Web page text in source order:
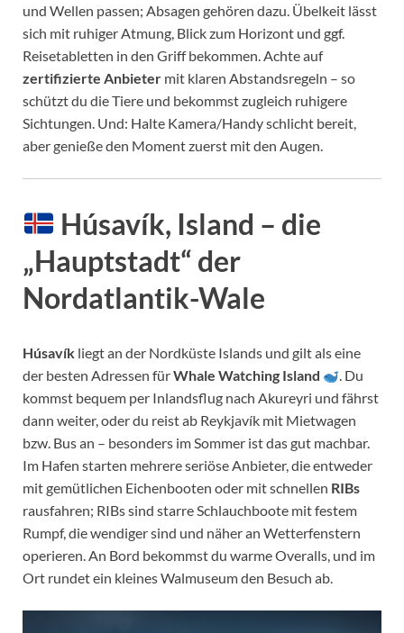
und Wellen passen; Absagen gehören dazu. Übelkeit lässt
sich mit ruhiger Atmung, Blick zum Horizont und ggf.
Reisetabletten in den Griff bekommen. Achte auf
zertifizierte Anbieter mit klaren Abstandsregeln – so
schützt du die Tiere und bekommst zugleich ruhigere
Sichtungen. Und: Halte Kamera/Handy schlicht bereit,
aber genieße den Moment zuerst mit den Augen.
Húsavík, Island – die
„Hauptstadt“ der
Nordatlantik-Wale
Húsavík liegt an der Nordküste Islands und gilt als eine
der besten Adressen fürWhale Watching Island
. Du
kommst bequem per Inlandsflug nach Akureyri und fährst
dann weiter, oder du reist ab Reykjavík mit Mietwagen
bzw. Bus an – besonders im Sommer ist das gut machbar.
Im Hafen starten mehrere seriöse Anbieter, die entweder
mit gemütlichen Eichenbooten oder mit schnellen RIBs
rausfahren; RIBs sind starre Schlauchboote mit festem
Rumpf, die wendiger sind und näher an Wetterfenstern
operieren. An Bord bekommst du warme Overalls, und im
Ort rundet ein kleines Walmuseum den Besuch ab.